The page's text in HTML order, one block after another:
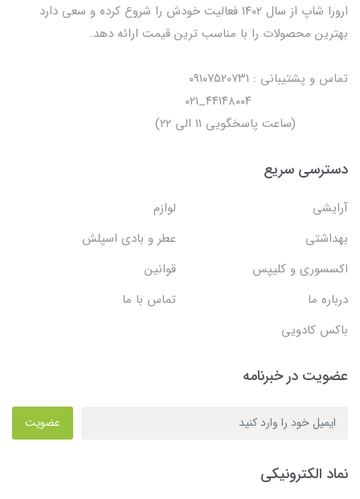
ارورا شاپ از سال ۱۴۰۲ فعالیت خودش را شروع کرده و سعی دارد
بهترین محصولات را با مناسب ترین قیمت ارائه دهد.
تماس و پشتیبانی : ۰۹۱۰۷۵۲۰۷۳۱
(ساعت پاسخگویی ۱۱ الی ۲۲)
دسترسی سریع
آرایشی
لوازم
بهداشتی
عطر و بادی اسپلش
اکسسوری و کلیپس
قوانین
درباره ما
تماس با ما
باکس کادویی
عضویت در خبرنامه
عضویت
نماد الکترونیکی